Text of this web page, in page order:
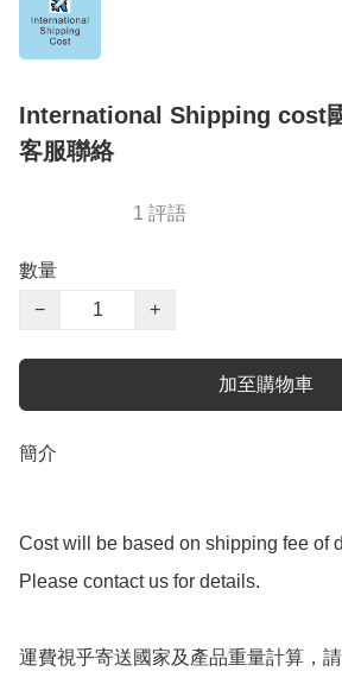
International Shipping cost
客服聯絡
1 評語
數量
−
+
加至購物車
簡介
Cost will be based on shipping fee of
Please contact us for details.
運費視乎寄送國家及產品重量計算，請